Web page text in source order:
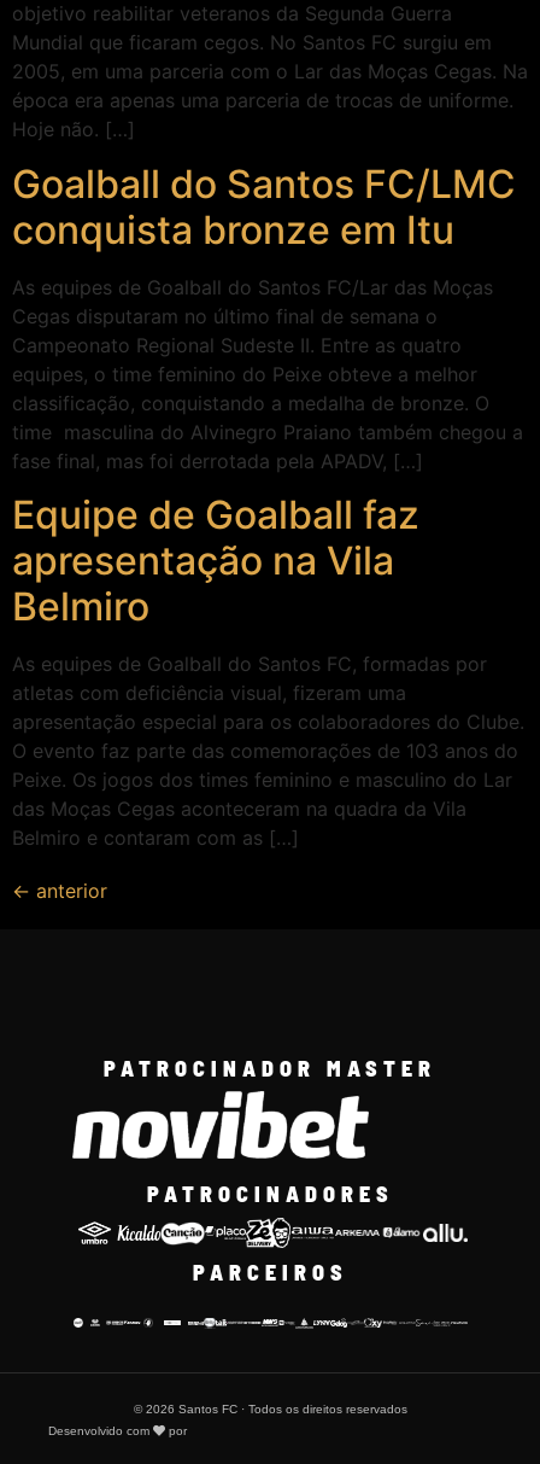
objetivo reabilitar veteranos da Segunda Guerra
Mundial que ficaram cegos. No Santos FC surgiu em
2005, em uma parceria com o Lar das Moças Cegas. Na
época era apenas uma parceria de trocas de uniforme.
Hoje não. […]
Goalball do Santos FC/LMC
conquista bronze em Itu
As equipes de Goalball do Santos FC/Lar das Moças
Cegas disputaram no último final de semana o
Campeonato Regional Sudeste II. Entre as quatro
equipes, o time feminino do Peixe obteve a melhor
classificação, conquistando a medalha de bronze. O
time masculina do Alvinegro Praiano também chegou a
fase final, mas foi derrotada pela APADV, […]
Equipe de Goalball faz
apresentação na Vila
Belmiro
As equipes de Goalball do Santos FC, formadas por
atletas com deficiência visual, fizeram uma
apresentação especial para os colaboradores do Clube.
O evento faz parte das comemorações de 103 anos do
Peixe. Os jogos dos times feminino e masculino do Lar
das Moças Cegas aconteceram na quadra da Vila
Belmiro e contaram com as […]
← anterior
PATROCINADOR MASTER
PATROCINADORES
PARCEIROS
© 2026 Santos FC · Todos os direitos reservados
Desenvolvido com
por